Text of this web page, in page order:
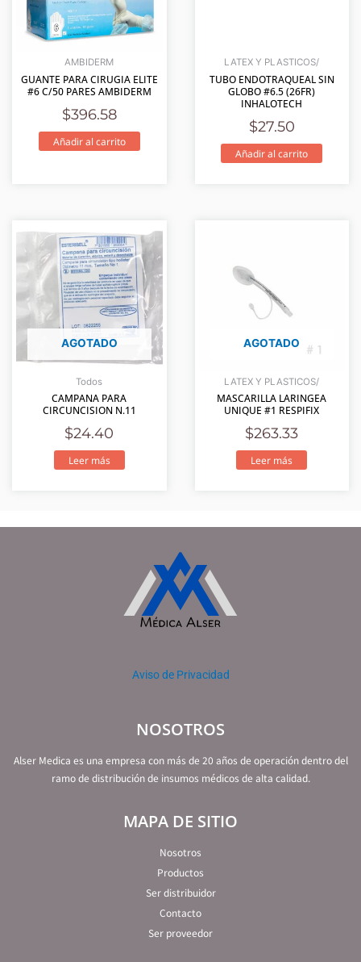
AMBIDERM
GUANTE PARA CIRUGIA ELITE
#6 C/50 PARES AMBIDERM
$396.58
Añadir al carrito
LATEX Y PLASTICOS/
TUBO ENDOTRAQUEAL SIN
GLOBO #6.5 (26FR)
INHALOTECH
$27.50
Añadir al carrito
AGOTADO
Todos
CAMPANA PARA
CIRCUNCISION N.11
$24.40
Leer más
AGOTADO
LATEX Y PLASTICOS/
MASCARILLA LARINGEA
UNIQUE #1 RESPIFIX
$263.33
Leer más
Aviso de Privacidad
NOSOTROS
Alser Medica es una empresa con más de 20 años de operación dentro del
ramo de distribución de insumos médicos de alta calidad.
MAPA DE SITIO
Nosotros
Productos
Ser distribuidor
Contacto
Ser proveedor